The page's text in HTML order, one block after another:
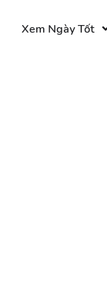
Xem Ngày Tốt